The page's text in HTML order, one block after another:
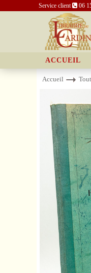
Service client 06
ACCUEIL
Accueil